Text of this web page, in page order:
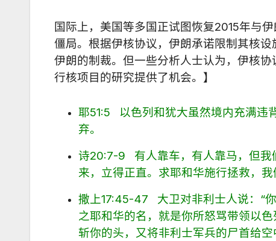
国际上，美国等多国正试图恢复2015年与
僵局。根据伊核协议，伊朗承诺限制其核
伊朗的制裁。但一些分析人士认为，伊核
行核项目的研究提供了机会。】
耶51:5 以色列和犹大虽然境内充满违
弃。
诗20:7-9 有人靠车，有人靠马，但我
来，立得正直。求耶和华施行拯救，我
撒上17:45-47 大卫对非利士人说：“
之耶和华的名，就是你所怒骂带领以
斩你的头，又将非利士军兵的尸首给